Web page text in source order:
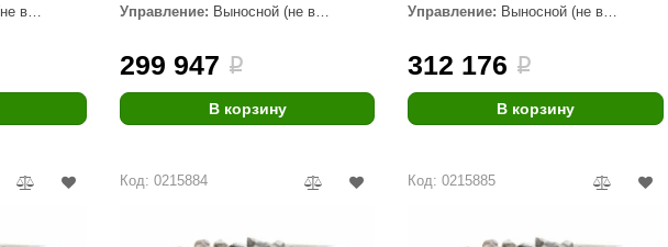
в
Управление: Выносной (не в
299 947 i
В корзину
Управление: Выносной (не в
312 176 i
В корзину
Код: 0215884 Код: 0215885